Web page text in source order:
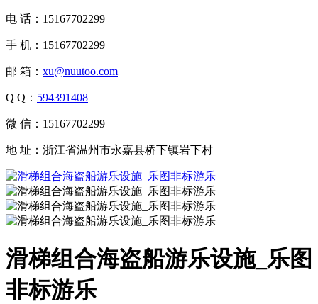
电 话：15167702299
手 机：15167702299
邮 箱： xu@nuutoo.com
Q Q： 594391408
微 信：15167702299
地 址：浙江省温州市永嘉县桥下镇岩下村
滑梯组合海盗船游乐设施_乐图
非标游乐